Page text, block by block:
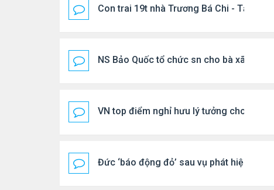
Con trai 19t nhà Trương Bá Chi - Tạ Đình
NS Bảo Quốc tổ chức sn cho bà xã
VN top điểm nghỉ hưu lý tưởng cho người
Đức ‘báo động đỏ’ sau vụ phát hiện UAV